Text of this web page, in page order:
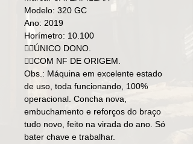
Modelo: 320 GC
Ano: 2019
Horímetro: 10.100
👉🏻ÚNICO DONO.
👉🏻COM NF DE ORIGEM.
Obs.: Máquina em excelente estado
de uso, toda funcionando, 100%
operacional. Concha nova,
embuchamento e reforços do braço
tudo novo, feito na virada do ano. Só
bater chave e trabalhar.